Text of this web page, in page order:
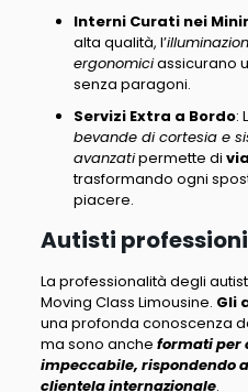
Interni Curati nei
alta qualità, l’
ergonomiciassicurano
senza paragoni.
Servizi Extra a Bordo:
bevande di cortesia e
avanzatipermette di
trasformando ogni
piacere.
Autisti
La professionalità degli
Moving Class Limousine. Gli
una profonda conoscenza
ma sono anche formati per
impeccabile, rispondendo
clientela internazionale.